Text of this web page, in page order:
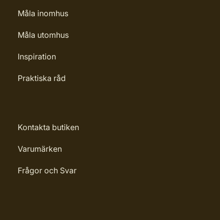
32124
Måla inomhus
Måla utomhus
Inspiration
Praktiska råd
Kontakta butiken
Varumärken
Frågor och Svar